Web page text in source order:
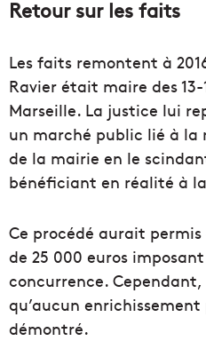
Retour sur les faits
Les faits remontent à
Ravier était maire des 13-
Marseille. La justice lui
un marché public lié à
de la mairie en le
bénéficiant en réalité à
Ce procédé aurait permis
de 25 000 euros
concurrence.
qu’aucun
démontré.